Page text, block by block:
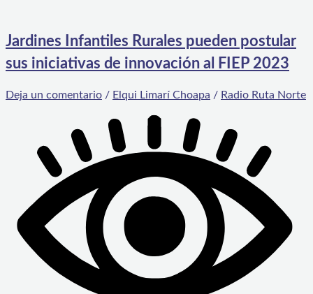
Jardines Infantiles Rurales pueden postular
sus iniciativas de innovación al FIEP 2023
Deja un comentario / Elqui Limarí Choapa / Radio Ruta Norte